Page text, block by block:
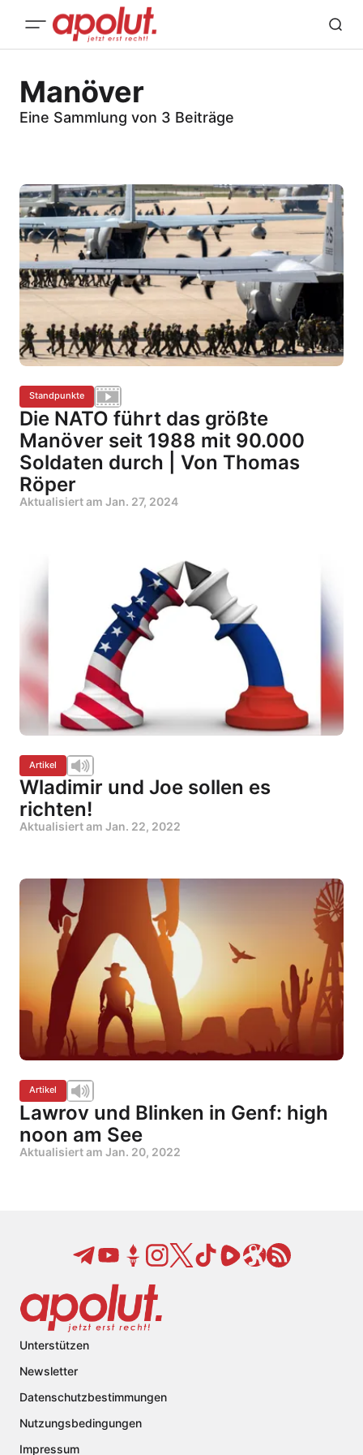
Manöver
Eine Sammlung von 3 Beiträge
Standpunkte
Die NATO führt das größte
Manöver seit 1988 mit 90.000
Soldaten durch | Von Thomas
Röper
Aktualisiert am Jan. 27, 2024
Artikel
Wladimir und Joe sollen es
richten!
Aktualisiert am Jan. 22, 2022
Artikel
Lawrov und Blinken in Genf: high
noon am See
Aktualisiert am Jan. 20, 2022
Unterstützen
Newsletter
Datenschutzbestimmungen
Nutzungsbedingungen
Impressum